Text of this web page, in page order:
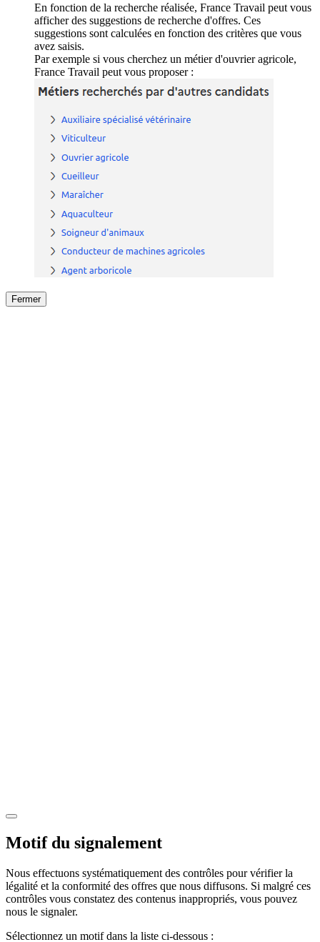
En fonction de la recherche réalisée, France Travail peut vous
afficher des suggestions de recherche d'offres. Ces
suggestions sont calculées en fonction des critères que vous
avez saisis.
Par exemple si vous cherchez un métier d'ouvrier agricole,
France Travail peut vous proposer :
Fermer
Motif du signalement
Nous effectuons systématiquement des contrôles pour vérifier la
légalité et la conformité des offres que nous diffusons. Si malgré ces
contrôles vous constatez des contenus inappropriés, vous pouvez
nous le signaler.
Sélectionnez un motif dans la liste ci-dessous :